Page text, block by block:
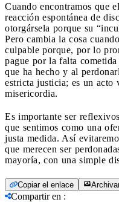
Cuando encontramos que
reacción espontánea de
otorgársela porque su
Pero cambia la cosa
culpable porque, por lo
pague por la falta
que ha hecho y al
estricta justicia; es un acto
misericordia.
Es importante ser
que sentimos como una
justa medida. Así
que merecen ser
mayoría, con una simple
Copiar el enlace
Compartir en :